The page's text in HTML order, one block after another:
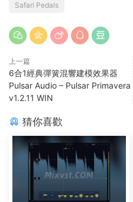
Safari Pedals
上一篇
6合1經典彈簧混響建模效果器
Pulsar Audio – Pulsar Primavera
v1.2.11 WIN
猜你喜歡